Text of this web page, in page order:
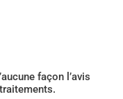
façon l’avis